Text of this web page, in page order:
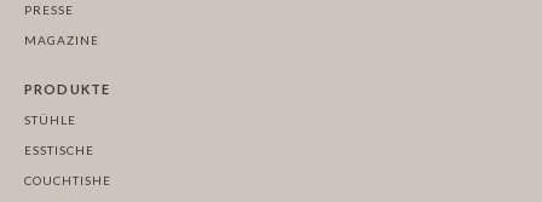
PRESSE
MAGAZINE
PRODUKTE
STÜHLE
ESSTISCHE
COUCHTISHE